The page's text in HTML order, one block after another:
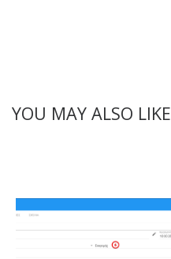
YOU MAY ALSO LIKE